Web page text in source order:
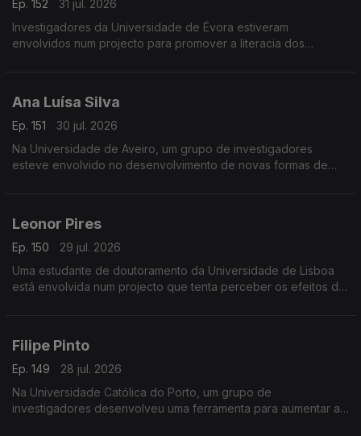
Ep. 152
31 jul. 2026
Investigadores da Universidade de Évora estiveram
envolvidos num projecto para promover a literacia dos
Ana Luísa Silva
Ep. 151
30 jul. 2026
Na Universidade de Aveiro, um grupo de investigadores
esteve envolvido no desenvolvimento de novas formas de
Leonor Pires
Ep. 150
29 jul. 2026
Uma estudante de doutoramento da Universidade de Lisboa
está envolvida num projecto que tenta perceber os efeitos da
Filipe Pinto
Ep. 149
28 jul. 2026
Na Universidade Católica do Porto, um grupo de
investigadores desenvolveu uma ferramenta para aumentar a